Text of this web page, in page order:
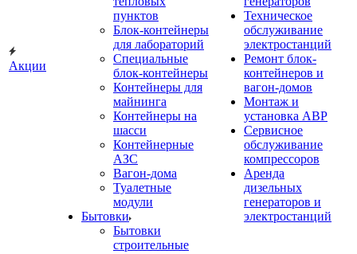
Акции
пунктов
Блок-контейнеры
для лабораторий
Специальные
блок-контейнеры
Контейнеры для
майнинга
Контейнеры на
шасси
Контейнерные
АЗС
Вагон-дома
Туалетные
модули
Бытовки
Бытовки
строительные
Техническое
обслуживание
электростанций
Ремонт блок-
контейнеров и
вагон-домов
Монтаж и
установка АВР
Сервисное
обслуживание
компрессоров
Аренда
дизельных
генераторов и
электростанций